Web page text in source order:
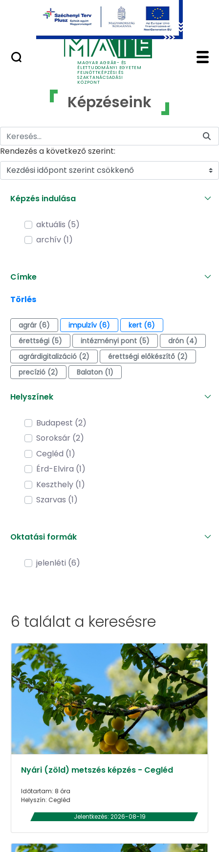
Ugrás a fő tartalomhoz
MAGYAR AGRÁR- ÉS
ÉLETTUDOMÁNYI EGYETEM
FELNŐTTKÉPZÉSI ÉS
SZAKTANÁCSADÁSI
KÖZPONT
Képzéseink - MATE
Képzéseink
Rendezés a következő szerint:
Kezdési időpont szerint csökkenő
Képzés indulása
aktuális (5)
archív (1)
Címke
Törlés
agrár (6) impulzív (6)
kert (6)
érettségi (5)
intézményi pont (5)
drón (4)
agrárdigitalizáció (2)
érettségi előkészítő (2)
precízió (2)
Balaton (1)
Helyszínek
Budapest (2)
Soroksár (2)
Cegléd (1)
Érd-Elvira (1)
Keszthely (1)
Szarvas (1)
Oktatási formák
jelenléti (6)
6 találat a keresésre
Nyári (zöld) metszés képzés - Cegléd
Időtartam: 8 óra
Helyszín: Cegléd
Jelentkezés: 2026-08-19